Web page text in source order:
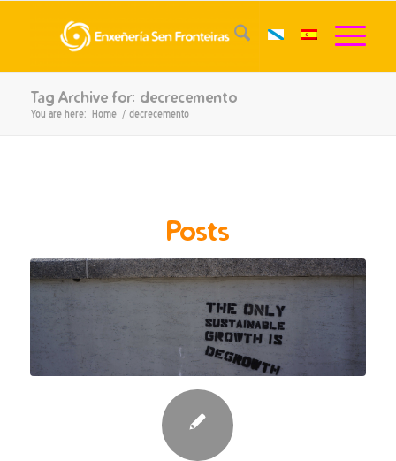
Tag Archive for: decrecemento
You are here: Home / decrecemento
Posts